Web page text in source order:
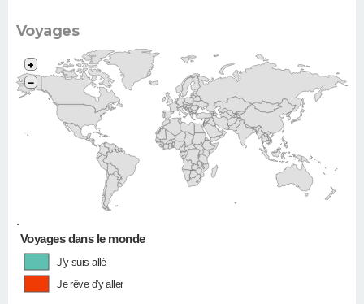
Voyages
•
+
−
Voyages dans le monde
J'y suis allé
Je rêve d'y aller